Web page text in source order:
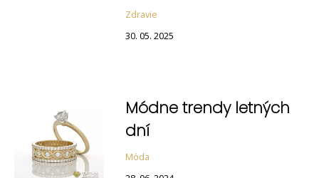
Zdravie
30. 05. 2025
Módne trendy letných
dní
Móda